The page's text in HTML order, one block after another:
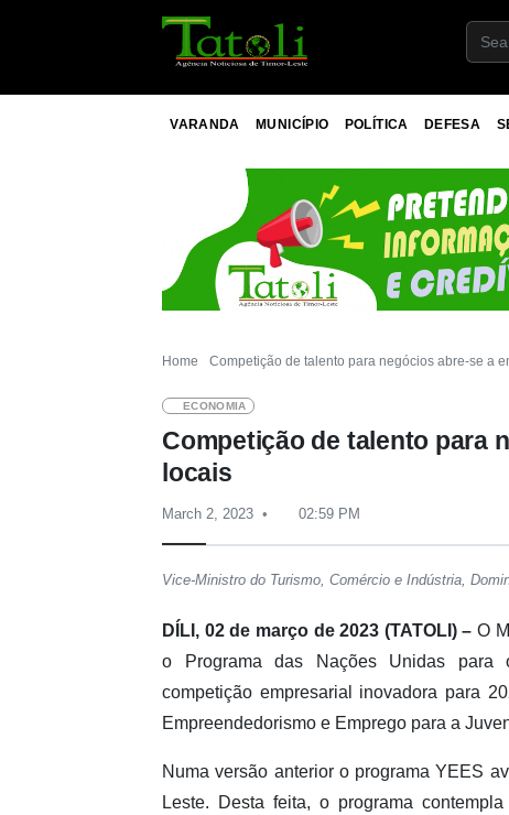
VARANDA MUNICÍPIO POLÍTICA DEFESA
Home Competição de talento para negócios abre-se a
ECONOMIA
Competição de talento para
locais
March 2, 2023 02:59 PM
Vice-Ministro do Turismo, Comércio e Indústria,
DÍLI, 02 de março de 2023 (TATOLI) – O
o Programa das Nações Unidas para
competição empresarial inovadora para
Empreendedorismo e Emprego para a
Numa versão anterior o programa YEES
Leste. Desta feita, o programa